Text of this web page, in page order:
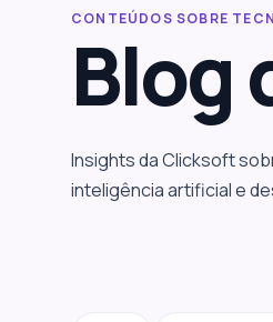
CONTEÚDOS SOBRE
Blog
Insights da Clicksoft
inteligência artificial e